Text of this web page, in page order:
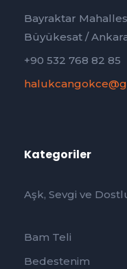
Bayraktar
Büyükesat /
+90 532 768 82 85
Kategoriler
Aşk, Sevgi ve
Bam Teli
Bedestenim